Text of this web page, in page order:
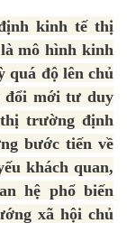
kinh tế thị
mô hình kinh
quá độ lên chủ
đổi mới tư duy
trường định
bước tiến về
khách quan,
hệ phổ biến
xã hội chủ